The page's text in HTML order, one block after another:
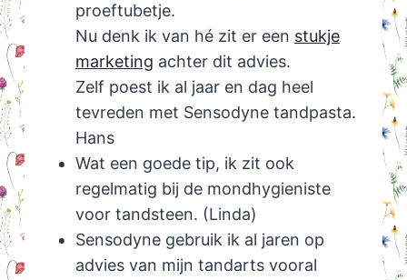
proeftubetje.
Nu denk ik van hé zit er een stukje
marketing achter dit advies.
Zelf poest ik al jaar en dag heel
tevreden met Sensodyne tandpasta.
Hans
Wat een goede tip, ik zit ook
regelmatig bij de mondhygieniste
voor tandsteen. (Linda)
Sensodyne gebruik ik al jaren op
advies van mijn tandarts vooral